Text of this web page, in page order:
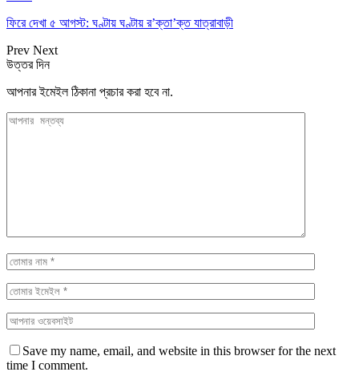
ফিরে দেখা ৫ আগস্ট: ঘণ্টায় ঘণ্টায় র’ক্তা’ক্ত যাত্রাবাড়ী
Prev Next
উত্তর দিন
আপনার ইমেইল ঠিকানা প্রচার করা হবে না.
Save my name, email, and website in this browser for the next
time I comment.